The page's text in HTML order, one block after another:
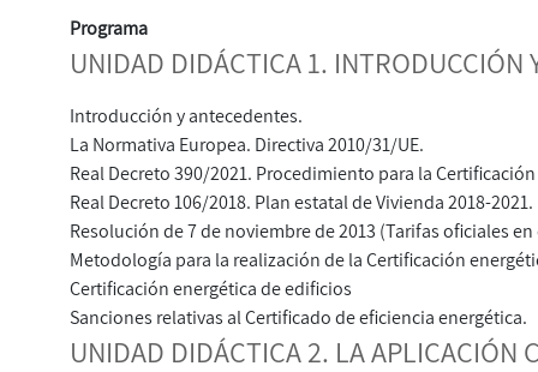
Programa
UNIDAD DIDÁCTICA 1. INTRODUCCIÓN
Introducción y antecedentes.
La Normativa Europea. Directiva 2010/31/UE.
Real Decreto 390/2021. Procedimiento para la
Real Decreto 106/2018. Plan estatal de Vivienda 2018-2021.
Resolución de 7 de noviembre de 2013 (Tarifas oficiales
Metodología para la realización de la Certificación
Certificación energética de edificios
Sanciones relativas al Certificado de eficiencia energética.
UNIDAD DIDÁCTICA 2. LA APLICACIÓN